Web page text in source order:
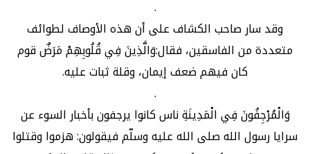
.
وقد سار صاحب الكشاف على أن هذه الأوصاف لطوائف
متعددة من الفاسقين، فقال:وَالَّذِينَ فِي قُلُوبِهِمْ مَرَضٌ قوم
كان فيهم ضعف إيمان، وقلة ثبات عليه.
.
وَالْمُرْجِفُونَ فِي الْمَدِينَةِ ناس كانوا يرجفون بأخبار السوء عن
سرايا رسول الله صلى الله عليه وسلّم فيقولون: هزموا وقتلوا